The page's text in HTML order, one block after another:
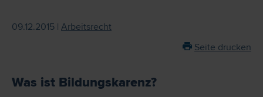
09.12.2015 | Arbeitsrecht
Seite drucken
Was ist Bildungskarenz?